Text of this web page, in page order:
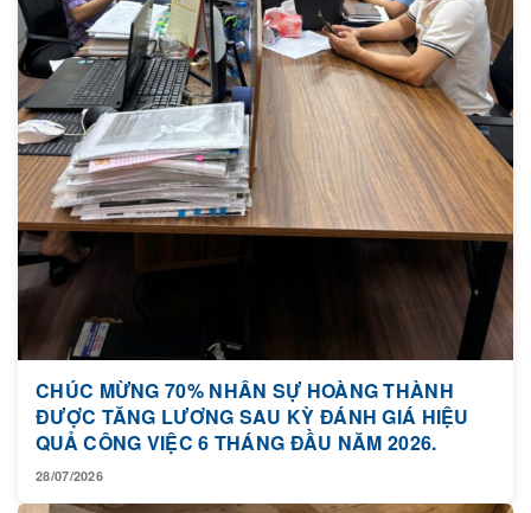
CHÚC MỪNG 70% NHÂN SỰ HOÀNG THÀNH
ĐƯỢC TĂNG LƯƠNG SAU KỲ ĐÁNH GIÁ HIỆU
QUẢ CÔNG VIỆC 6 THÁNG ĐẦU NĂM 2026.
28/07/2026